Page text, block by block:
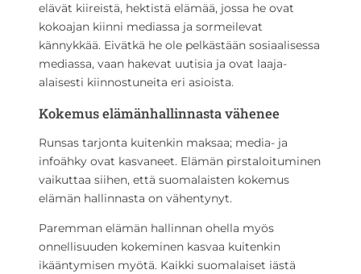
elävät kiireistä, hektistä elämää, jossa he ovat
kokoajan kiinni mediassa ja sormeilevat
kännykkää. Eivätkä he ole pelkästään sosiaalisessa
mediassa, vaan hakevat uutisia ja ovat laaja-
alaisesti kiinnostuneita eri asioista.
Kokemus elämänhallinnasta vähenee
Runsas tarjonta kuitenkin maksaa; media- ja
infoähky ovat kasvaneet. Elämän pirstaloituminen
vaikuttaa siihen, että suomalaisten kokemus
elämän hallinnasta on vähentynyt.
Paremman elämän hallinnan ohella myös
onnellisuuden kokeminen kasvaa kuitenkin
ikääntymisen myötä. Kaikki suomalaiset iästä